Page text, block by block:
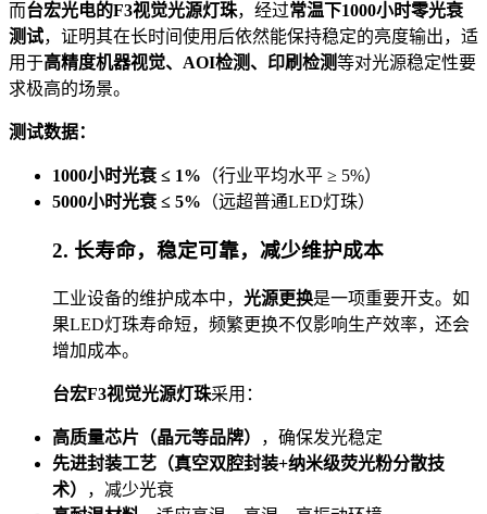
而台宏光电的F3视觉光源灯珠，经过常温下1000小时零光衰
测试，证明其在长时间使用后依然能保持稳定的亮度输出，适
用于高精度机器视觉、AOI检测、印刷检测等对光源稳定性要
求极高的场景。
测试数据：
1000小时光衰 ≤ 1% （行业平均水平 ≥ 5%）
5000小时光衰 ≤ 5% （远超普通LED灯珠）
2. 长寿命，稳定可靠，减少维护成本
工业设备的维护成本中， 光源更换是一项重要开支。如
果LED灯珠寿命短，频繁更换不仅影响生产效率，还会
增加成本。
台宏F3视觉光源灯珠采用：
高质量芯片（晶元等品牌）
，确保发光稳定
先进封装工艺（真空双腔封装+纳米级荧光粉分散技
术）
，减少光衰